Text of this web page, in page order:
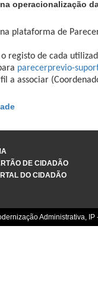
operacionalização
plataforma de
registo de cada
parecerprevio-
a associar
DE CIDADÃO
DO CIDADÃO
Administrativa,